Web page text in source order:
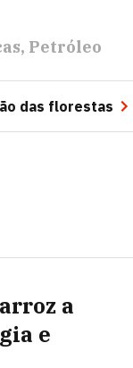
Petróleo
das florestas
a
e